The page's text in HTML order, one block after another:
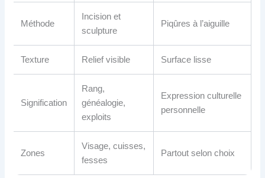
Méthode
Incision et
sculpture
Piqûres à l’aiguille
Texture Relief visible Surface lisse
Signification
Rang,
généalogie,
exploits
Expression culturelle
personnelle
Zones
Visage, cuisses,
fesses
Partout selon choix